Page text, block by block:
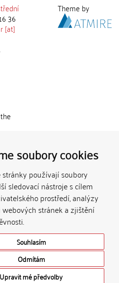
soubory cookies
používají soubory
sledovací nástroje s cílem
prostředí, analýzy
stránek a zjištění
Souhlasím
Odmítám
Upravit mé předvolby
36
[at]
k
not
of
Theme by